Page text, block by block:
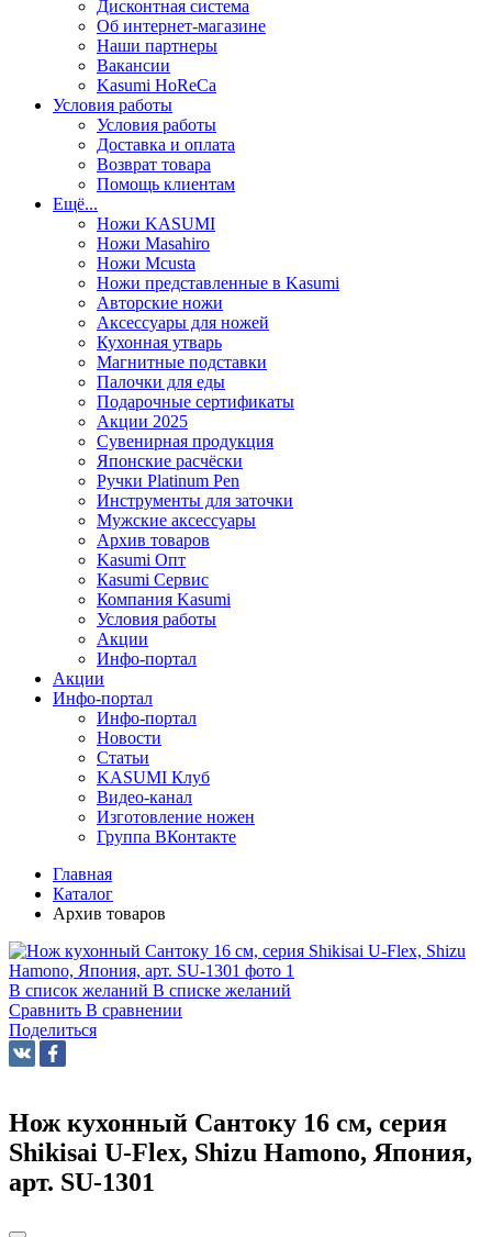
Дисконтная система
Об интернет-магазине
Наши партнеры
Вакансии
Kasumi HoReCa
Условия работы
Условия работы
Доставка и оплата
Возврат товара
Помощь клиентам
Ещё...
Ножи KASUMI
Ножи Masahiro
Ножи Mcusta
Ножи представленные в Kasumi
Авторские ножи
Аксессуары для ножей
Кухонная утварь
Магнитные подставки
Палочки для еды
Подарочные сертификаты
Акции 2025
Сувенирная продукция
Японские расчёски
Ручки Platinum Pen
Инструменты для заточки
Мужские аксессуары
Архив товаров
Kasumi Опт
Кasumi Сервис
Компания Kasumi
Условия работы
Акции
Инфо-портал
Акции
Инфо-портал
Инфо-портал
Новости
Статьи
KASUMI Клуб
Видео-канал
Изготовление ножен
Группа ВКонтакте
Главная
Каталог
Архив товаров
В список желаний В списке желаний
Сравнить В сравнении
Поделиться
Нож кухонный Сантоку 16 см, серия
Shikisai U-Flex, Shizu Hamono, Япония,
арт. SU-1301